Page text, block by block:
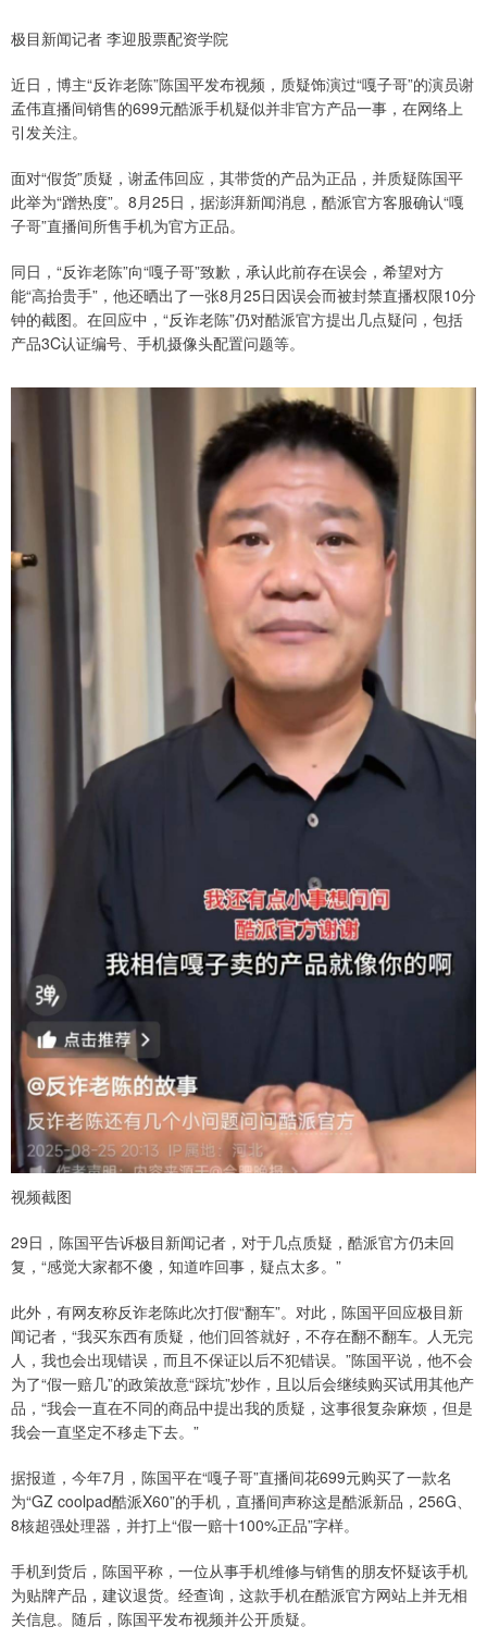
极目新闻记者 李迎股票配资学院
近日，博主“反诈老陈”陈国平发布视频，质疑饰演过“嘎子哥”的演员谢
孟伟直播间销售的699元酷派手机疑似并非官方产品一事，在网络上
引发关注。
面对“假货”质疑，谢孟伟回应，其带货的产品为正品，并质疑陈国平
此举为“蹭热度”。8月25日，据澎湃新闻消息，酷派官方客服确认“嘎
子哥”直播间所售手机为官方正品。
同日，“反诈老陈”向“嘎子哥”致歉，承认此前存在误会，希望对方
能“高抬贵手”，他还晒出了一张8月25日因误会而被封禁直播权限10分
钟的截图。在回应中，“反诈老陈”仍对酷派官方提出几点疑问，包括
产品3C认证编号、手机摄像头配置问题等。
视频截图
29日，陈国平告诉极目新闻记者，对于几点质疑，酷派官方仍未回
复，“感觉大家都不傻，知道咋回事，疑点太多。”
此外，有网友称反诈老陈此次打假“翻车”。对此，陈国平回应极目新
闻记者，“我买东西有质疑，他们回答就好，不存在翻不翻车。人无完
人，我也会出现错误，而且不保证以后不犯错误。”陈国平说，他不会
为了“假一赔几”的政策故意“踩坑”炒作，且以后会继续购买试用其他产
品，“我会一直在不同的商品中提出我的质疑，这事很复杂麻烦，但是
我会一直坚定不移走下去。”
据报道，今年7月，陈国平在“嘎子哥”直播间花699元购买了一款名
为“GZ coolpad酷派X60”的手机，直播间声称这是酷派新品，256G、
8核超强处理器，并打上“假一赔十100%正品”字样。
手机到货后，陈国平称，一位从事手机维修与销售的朋友怀疑该手机
为贴牌产品，建议退货。经查询，这款手机在酷派官方网站上并无相
关信息。随后，陈国平发布视频并公开质疑。